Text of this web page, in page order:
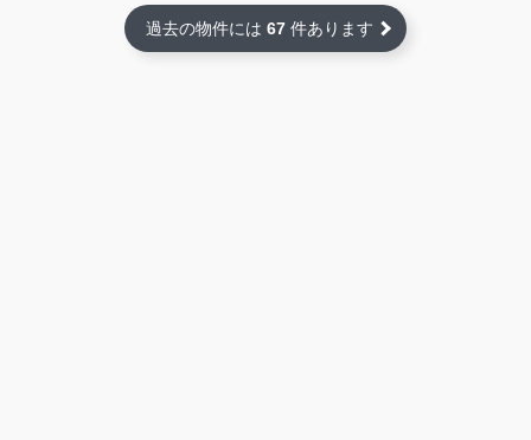
過去の物件には 67 件あります